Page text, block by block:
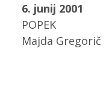
6. junij 2001
POPEK
Majda Gregorič